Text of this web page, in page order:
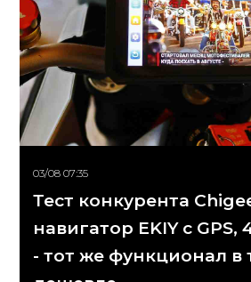
03/08 07:35
Тест конкурента
навигатор EKIY с GPS,
- тот же функционал в